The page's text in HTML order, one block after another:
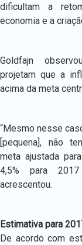
dificultam a
economia e a
Goldfajn
projetam que a
acima da meta
“Mesmo nesse
[pequena], não
meta ajustada
4,5% para
acrescentou.
Estimativa para
De acordo com